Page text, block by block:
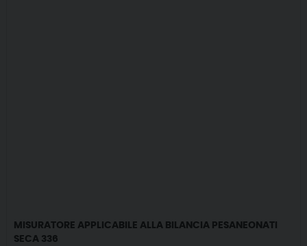
MISURATORE APPLICABILE ALLA BILANCIA PESANEONATI
SECA 336